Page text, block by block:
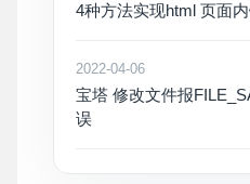
4种方法实现html 页面
2022-04-06
宝塔 修改文件报
误